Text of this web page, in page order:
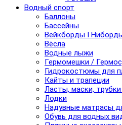
Водный спорт
Баллоны
Бассейны
Вейкборды I
Вёсла
Водные лыжи
Гермомешки /
Гидрокостюмы для
Кайты и трапеции
Ласты, маски,
Лодки
Надувные матрасы
Обувь для водных